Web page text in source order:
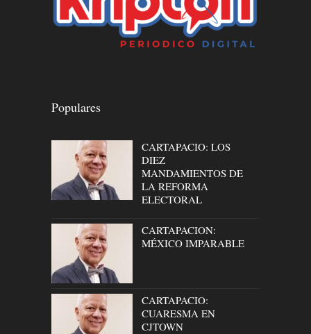
Populares
CARTAPACIO: LOS
DIEZ
MANDAMIENTOS DE
LA REFORMA
ELECTORAL
CARTAPACION:
MÉXICO IMPARABLE
CARTAPACIO:
CUARESMA EN
CJTOWN